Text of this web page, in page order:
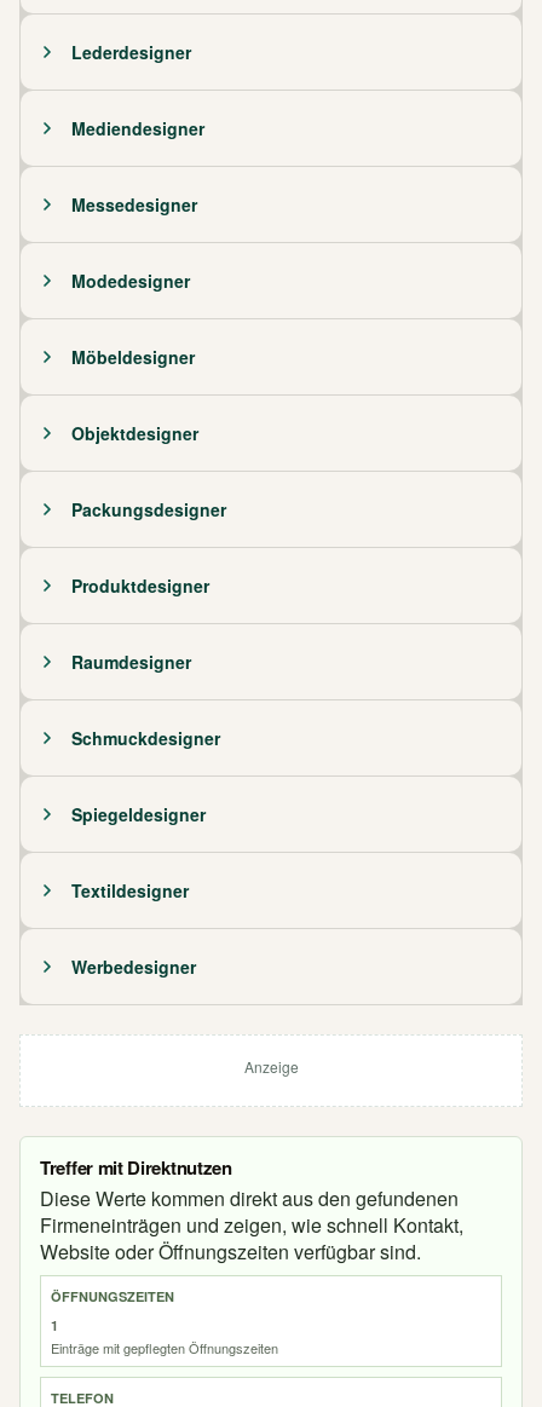
Lederdesigner
Mediendesigner
Messedesigner
Modedesigner
Möbeldesigner
Objektdesigner
Packungsdesigner
Produktdesigner
Raumdesigner
Schmuckdesigner
Spiegeldesigner
Textildesigner
Werbedesigner
Anzeige
Treffer mit Direktnutzen
Diese Werte kommen direkt aus den gefundenen
Firmeneinträgen und zeigen, wie schnell Kontakt,
Website oder Öffnungszeiten verfügbar sind.
ÖFFNUNGSZEITEN
1
Einträge mit gepflegten Öffnungszeiten
TELEFON